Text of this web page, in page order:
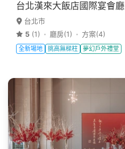
台北漢來大飯店國際宴會廳
台北市
5 (1) 廳房(1) 方案(4)
全新場地 挑高無樑柱 夢幻戶外禮堂